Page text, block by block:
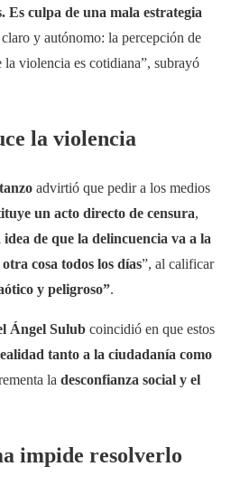
Es culpa de una mala estrategia
y autónomo: la percepción de
violencia es cotidiana”, subrayó
la violencia
advirtió que pedir a los medios
un acto directo de censura,
de que la delincuencia va a la
cosa todos los días”, al calificar
y peligroso”.
Ángel Sulub coincidió en que estos
tanto a la ciudadanía como
la desconfianza social y el
impide resolverlo